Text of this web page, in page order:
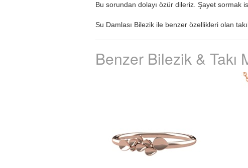
Bu sorundan dolayı özür dileriz. Şayet sormak
Su Damlası Bilezik ile benzer özellikleri olan
Benzer Bilezik & Takı